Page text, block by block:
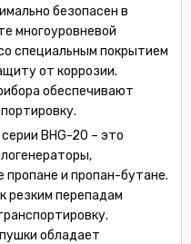
безопасен в
многоуровневой
специальным покрытием
от коррозии.
обеспечивают
BHG-20 – это
и пропан-бутане.
резким перепадам
обладает